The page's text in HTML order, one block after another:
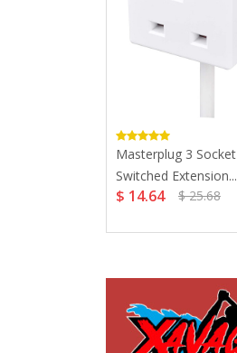
Masterplug 3 Socket
Switched Extension...
$ 14.64 $ 25.68